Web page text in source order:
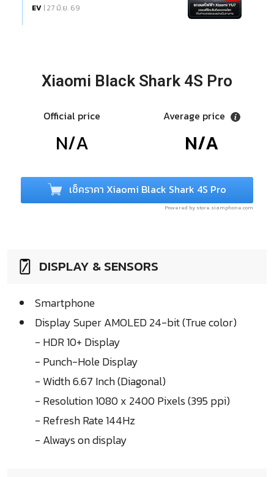
EV | 27 มิ.ย. 69
Xiaomi Black Shark 4S Pro
Official price
N/A
Average price
N/A
เช็คราคา Xiaomi Black Shark 4S Pro
Powered by store.siamphone.com
DISPLAY & SENSORS
Smartphone
Display Super AMOLED 24-bit (True color)
- HDR 10+ Display
- Punch-Hole Display
- Width 6.67 Inch (Diagonal)
- Resolution 1080 x 2400 Pixels (395 ppi)
- Refresh Rate 144Hz
- Always on display